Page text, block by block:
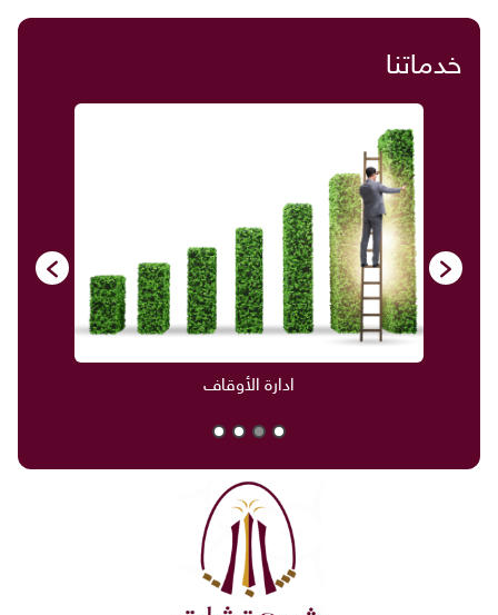
خدماتنا
ادارة الأوقاف